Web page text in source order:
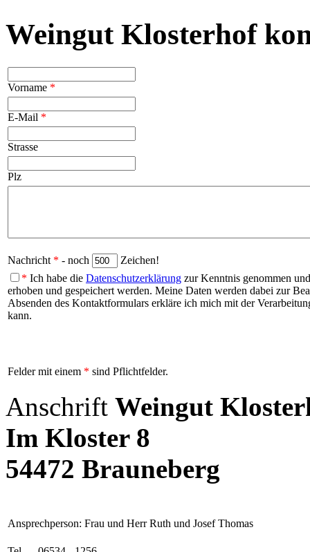
Weingut Klosterhof
Vorname *
E-Mail *
Strasse
Plz
Nachricht * - noch
Zeichen!
* Ich habe die Datenschutzerklärung zur Kenntnis genommen
erhoben und gespeichert werden. Meine Daten werden dabei zur
Absenden des Kontaktformulars erkläre ich mich mit der
kann.
Felder mit einem * sind Pflichtfelder.
Anschrift Weingut
Im Kloster 8
54472 Brauneberg
Ansprechperson: Frau und Herr Ruth und Josef Thomas